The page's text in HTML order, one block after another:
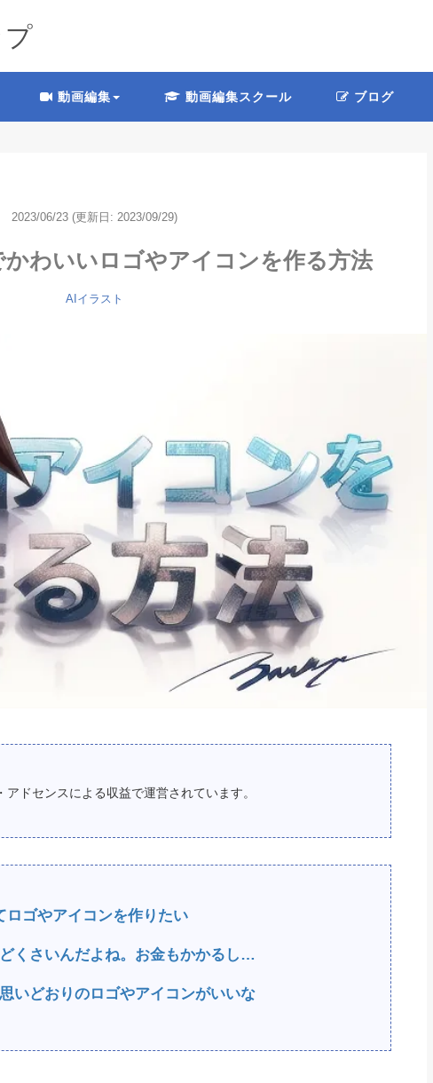
動画編集 動画編集スクール ブログ
2023/06/23 (更新日: 2023/09/29)
わいいロゴやアイコンを作る方法
AIイラスト
ドセンスによる収益で運営されています。
ゴやアイコンを作りたい
くさいんだよね。お金もかかるし…
いどおりのロゴやアイコンがいいな